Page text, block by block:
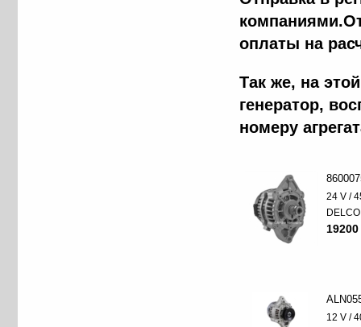
оплаты на
Так же, на
генератор,
номеру
24 V /
DELCO
12 V /